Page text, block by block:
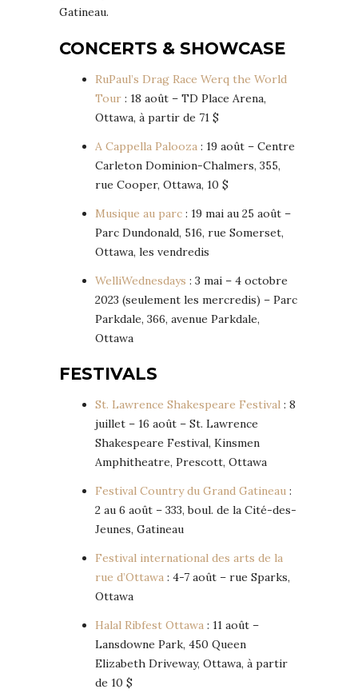
Gatineau.
CONCERTS & SHOWCASE
RuPaul’s Drag Race Werq the World
Tour : 18 août – TD Place Arena,
Ottawa, à partir de 71 $
A Cappella Palooza : 19 août – Centre
Carleton Dominion-Chalmers, 355,
rue Cooper, Ottawa, 10 $
Musique au parc : 19 mai au 25 août –
Parc Dundonald, 516, rue Somerset,
Ottawa, les vendredis
WelliWednesdays : 3 mai – 4 octobre
2023 (seulement les mercredis) – Parc
Parkdale, 366, avenue Parkdale,
Ottawa
FESTIVALS
St. Lawrence Shakespeare Festival : 8
juillet – 16 août – St. Lawrence
Shakespeare Festival, Kinsmen
Amphitheatre, Prescott, Ottawa
Festival Country du Grand Gatineau :
2 au 6 août – 333, boul. de la Cité-des-
Jeunes, Gatineau
Festival international des arts de la
rue d’Ottawa : 4-7 août – rue Sparks,
Ottawa
Halal Ribfest Ottawa : 11 août –
Lansdowne Park, 450 Queen
Elizabeth Driveway, Ottawa, à partir
de 10 $